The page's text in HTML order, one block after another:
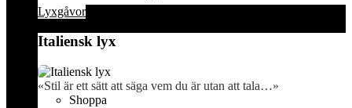
Lyxgåvor
Italiensk lyx
«Stil är ett sätt att säga vem du är utan att tala…»
Shoppa